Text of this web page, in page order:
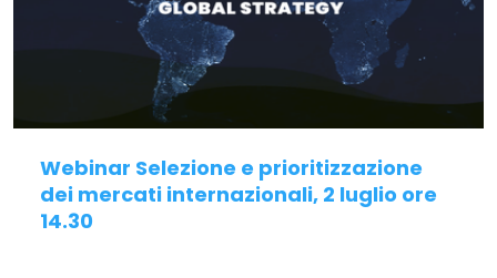
Webinar Selezione e prioritizzazione
dei mercati internazionali, 2 luglio ore
14.30